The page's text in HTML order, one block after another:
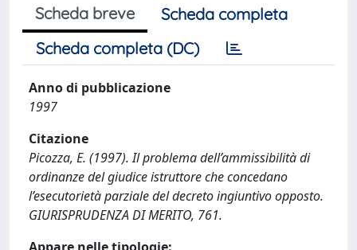
Scheda breve
Scheda completa
Scheda completa (DC)
Anno di pubblicazione
1997
Citazione
Picozza, E. (1997). Il problema dell’ammissibilità di
ordinanze del giudice istruttore che concedano
l’esecutorietà parziale del decreto ingiuntivo opposto.
GIURISPRUDENZA DI MERITO, 761.